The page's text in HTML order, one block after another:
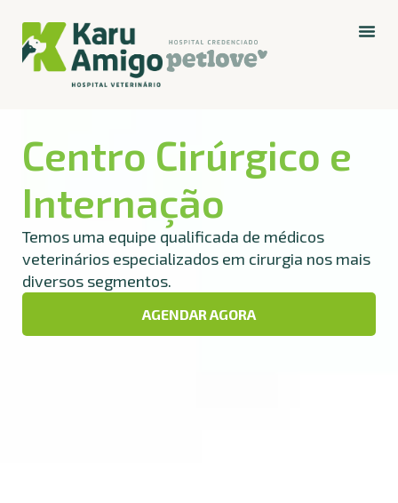
Centro Cirúrgico e
Internação
Temos uma equipe qualificada de médicos
veterinários especializados em cirurgia nos mais
diversos segmentos.
AGENDAR AGORA